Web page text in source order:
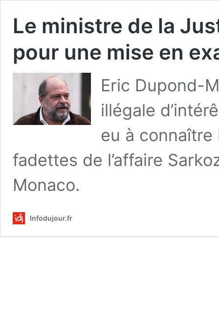
Le ministre de la
pour une mise en
Eric Dupond-
illégale
eu à connaître
fadettes de l’affaire
Monaco.
Infodujour.fr